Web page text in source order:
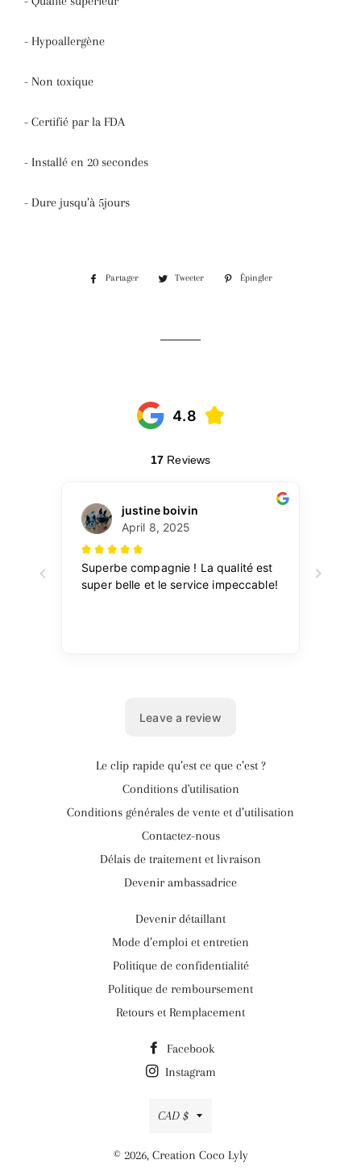
- Hypoallergène
- Non toxique
- Certifié par la FDA
- Installé en 20 secondes
- Dure jusqu’à 5jours
Partager
PartagerTweeter
Tweeter Épingler
Le clip rapide qu’est ce que c’est ?
Conditions d'utilisation
Conditions générales de vente et d’utilisation
Contactez-nous
Délais de traitement et livraison
Devenir ambassadrice
Devenir détaillant
Mode d’emploi et entretien
Politique de confidentialité
Politique de remboursement
Retours et Remplacement
Facebook
Instagram
Devise
CAD $
© 2026, Creation Coco Lyly